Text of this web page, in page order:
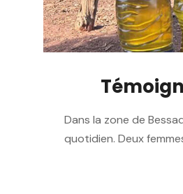
Dans la zone de
quotidien. Deux